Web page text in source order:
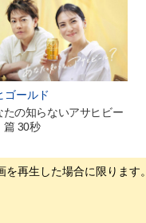
ゴールド
たの知らないアサヒビー
篇 30秒
再生した場合に限ります。